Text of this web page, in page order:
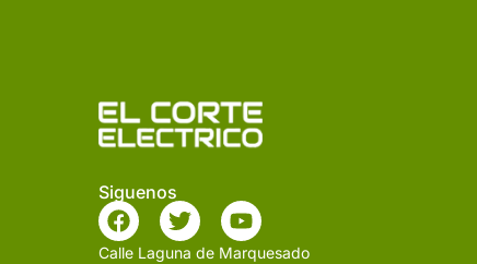
Siguenos
Calle Laguna de Marquesado